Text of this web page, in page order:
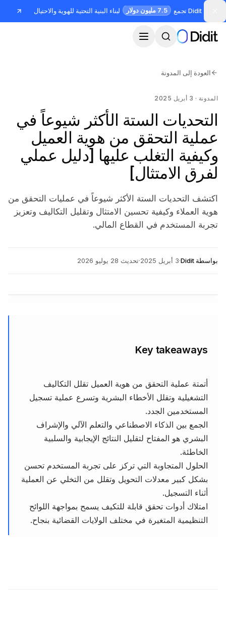
تجاوز إلى المحتوى الرئيسي
Didit تجمع 7.5 مليون دولار لبناء البنية التحتية للهوية والاحتيال
العودة إلى المدونة
المدونة · 3 أبريل 2025
التحديات الستة الأكثر شيوعاً في
عملية التحقق من هوية العميل
وكيفية التغلب عليها [دليل عملي
لفرق الامتثال]
اكتشف التحديات الستة الأكثر شيوعاً في عمليات التحقق من
هوية العملاء وكيفية تحسين الامتثال وتقليل التكاليف وتعزيز
تجربة المستخدم في القطاع المالي.
بواسطة Didit
·3 أبريل 2025 ·تحديث 28 يوليو 2026
Key takeaways
أتمتة عملية التحقق من هوية العميل تقلل التكاليف
التشغيلية وتقلل الأخطاء البشرية وتسرع عملية تسجيل
المستخدمين الجدد.
الجمع بين الذكاء الاصطناعي والتعلم الآلي والإشراف
البشري هو المفتاح لتقليل النتائج الإيجابية والسلبية
الخاطئة.
الحلول المتجاوبة التي تركز على تجربة المستخدم تحسن
بشكل كبير معدلات التحويل وتقلل من التخلي عن العملية
أثناء التسجيل.
امتلاك أدوات تحقق قابلة للتكيف يسمح بمواجهة اللوائح
التنظيمية المتغيرة في مختلف الولايات القضائية بنجاح.